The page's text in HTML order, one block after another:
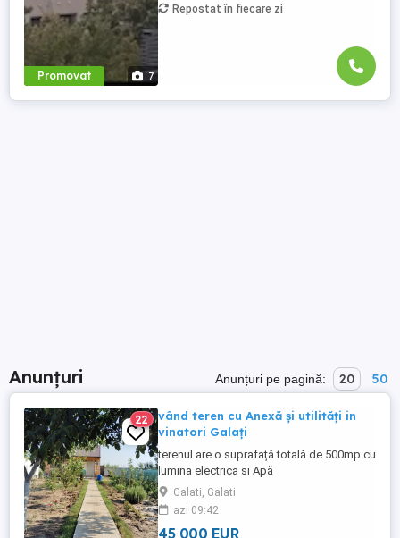
Promovat 7
Repostat în fiecare zi
Anunțuri Anunțuri pe pagină: 20 50
22
vând teren cu Anexă și utilități in
vinatori Galați
terenul are o suprafață totală de 500mp cu
lumina electrica si Apă
Galati, Galati
azi 09:42
45 000 EUR